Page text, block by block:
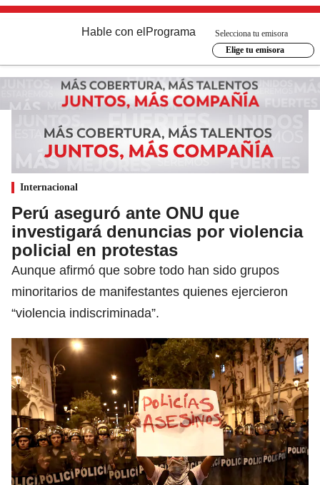
Hable con el Programa
Selecciona tu emisora
Elige tu emisora
Internacional
Perú aseguró ante ONU que
investigará denuncias por violencia
policial en protestas
Aunque afirmó que sobre todo han sido grupos
minoritarios de manifestantes quienes ejercieron
“violencia indiscriminada”.